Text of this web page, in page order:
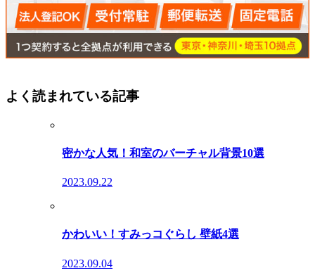
よく読まれている記事
密かな人気！和室のバーチャル背景10選
2023.09.22
かわいい！すみっコぐらし 壁紙4選
2023.09.04